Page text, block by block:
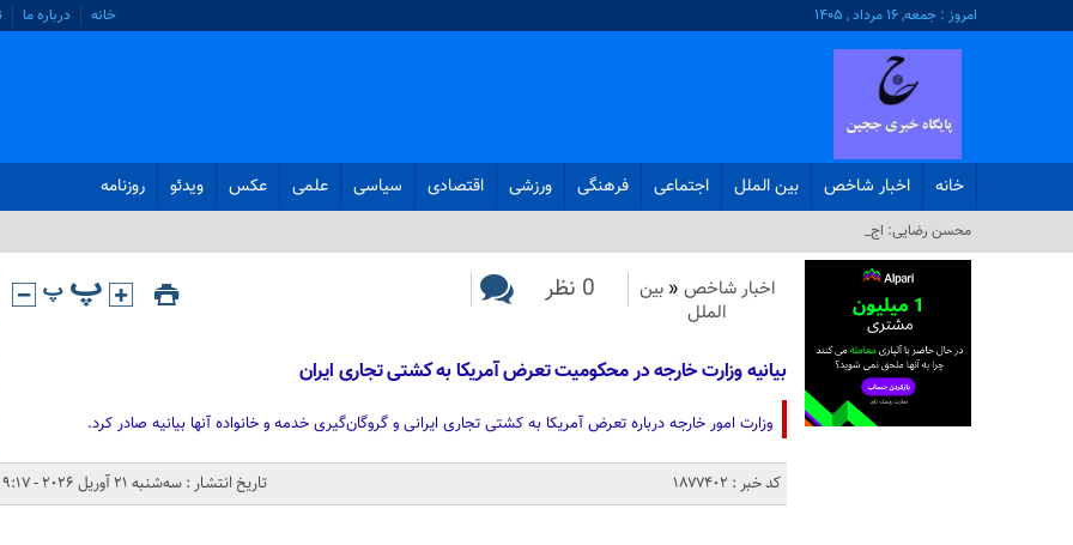
امروز : جمعه, ۱۶ مرداد , ۱۴۰۵ خانه درباره ما
خانه اخبار شاخص بین الملل اجتماعی فرهنگی ورزشی اقتصادی سیاسی علمی عکس ویدئو روزنامه
محسن رضایی: اجازه باز شدن_
اخبار شاخص « بین
الملل
0 نظر
بیانیه وزارت خارجه در محکومیت تعرض آمریکا به کشتی تجاری ایران
وزارت امور خارجه درباره تعرض آمریکا به کشتی تجاری ایرانی و گروگان‌گیری خدمه و خانواده‌ آنها بیانیه صادر کرد.
کد خبر : 1877402 تاریخ انتشار : سه‌شنبه 21 آوریل 2026 - 9:17